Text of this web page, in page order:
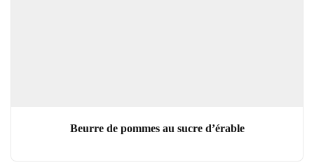
Beurre de pommes au sucre d’érable